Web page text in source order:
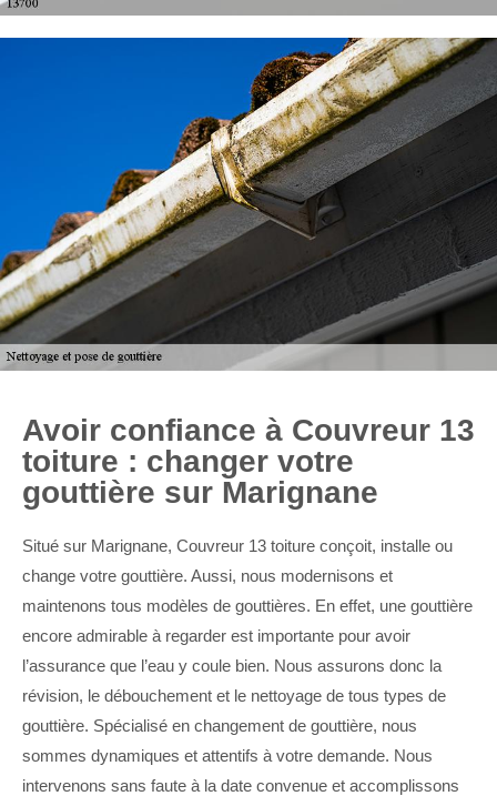
Avoir confiance à Couvreur 13
toiture : changer votre
gouttière sur Marignane
Situé sur Marignane, Couvreur 13 toiture conçoit, installe ou
change votre gouttière. Aussi, nous modernisons et
maintenons tous modèles de gouttières. En effet, une gouttière
encore admirable à regarder est importante pour avoir
l’assurance que l’eau y coule bien. Nous assurons donc la
révision, le débouchement et le nettoyage de tous types de
gouttière. Spécialisé en changement de gouttière, nous
sommes dynamiques et attentifs à votre demande. Nous
intervenons sans faute à la date convenue et accomplissons